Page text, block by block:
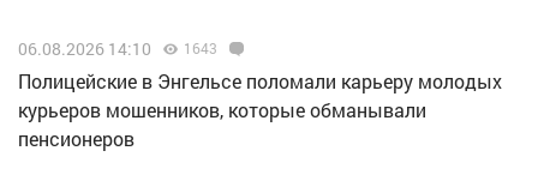
06.08.2026 14:10 1643
Полицейские в Энгельсе поломали карьеру молодых
курьеров мошенников, которые обманывали
пенсионеров